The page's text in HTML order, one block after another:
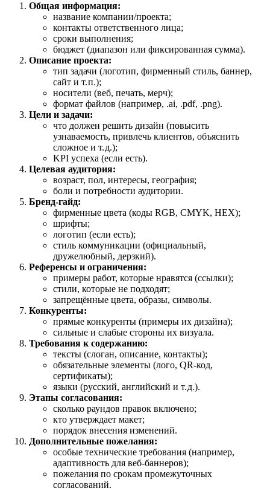
Общая информация:
название компании/проекта;
контакты ответственного лица;
сроки выполнения;
бюджет (диапазон или фиксированная сумма).
Описание проекта:
тип задачи (логотип, фирменный стиль, баннер,
сайт и т.п.);
носители (веб, печать, мерч);
формат файлов (например, .ai, .pdf, .png).
Цели и задачи:
что должен решить дизайн (повысить
узнаваемость, привлечь клиентов, объяснить
сложное и т.д.);
KPI успеха (если есть).
Целевая аудитория:
возраст, пол, интересы, география;
боли и потребности аудитории.
Бренд‑гайд:
фирменные цвета (коды RGB, CMYK, HEX);
шрифты;
логотип (если есть);
стиль коммуникации (официальный,
дружелюбный, дерзкий).
Референсы и ограничения:
примеры работ, которые нравятся (ссылки);
стили, которые не подходят;
запрещённые цвета, образы, символы.
Конкуренты:
прямые конкуренты (примеры их дизайна);
сильные и слабые стороны их визуала.
Требования к содержанию:
тексты (слоган, описание, контакты);
обязательные элементы (лого, QR‑код,
сертификаты);
языки (русский, английский и т.д.).
Этапы согласования:
сколько раундов правок включено;
кто утверждает макет;
порядок внесения изменений.
Дополнительные пожелания:
особые технические требования (например,
адаптивность для веб‑баннеров);
пожелания по срокам промежуточных
согласований.